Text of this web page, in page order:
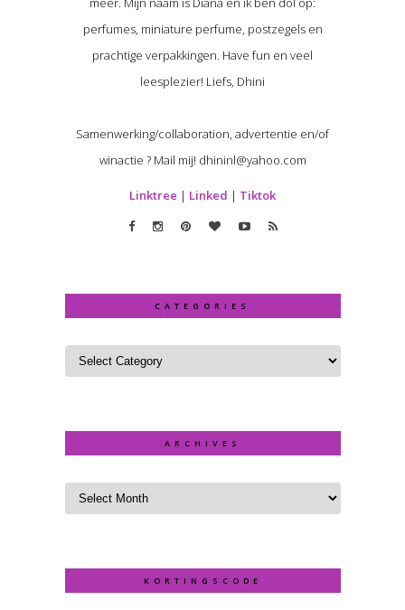
perfumes, miniature perfume, postzegels en
prachtige verpakkingen. Have fun en veel
leesplezier! Liefs, Dhini
Samenwerking/collaboration, advertentie en/of
winactie ? Mail mij! dhininl@yahoo.com
Linktree | Linked | Tiktok
CATEGORIES
ARCHIVES
KORTINGSCODE